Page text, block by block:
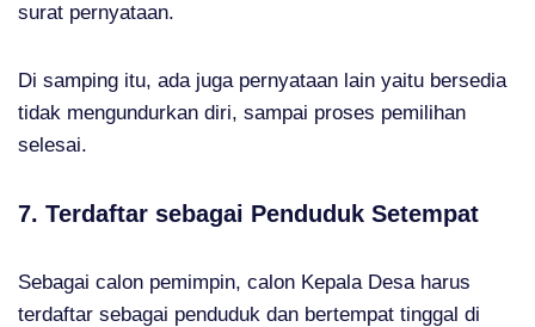
surat pernyataan.
Di samping itu, ada juga pernyataan lain yaitu bersedia
tidak mengundurkan diri, sampai proses pemilihan
selesai.
7. Terdaftar sebagai Penduduk Setempat
Sebagai calon pemimpin, calon Kepala Desa harus
terdaftar sebagai penduduk dan bertempat tinggal di